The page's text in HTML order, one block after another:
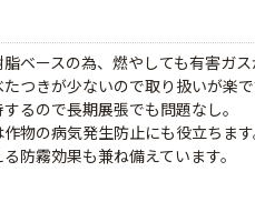
ベースの為、燃やしても有害ガス
つきが少ないので取り扱いが楽で
るので長期展張でも問題なし。
物の病気発生防止にも役立ちます
防霧効果も兼ね備えています。